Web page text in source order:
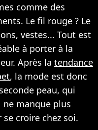
comme des
Le fil rouge ? Le
vestes... Tout est
à porter à la
Après la tendance
, la mode est donc
peau, qui
manque plus
croire chez soi.